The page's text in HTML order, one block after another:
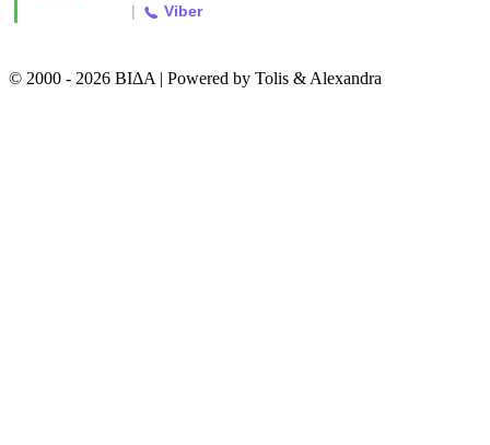
| Viber
© 2000 - 2026 ΒΙΔΑ | Powered by Tolis & Alexandra